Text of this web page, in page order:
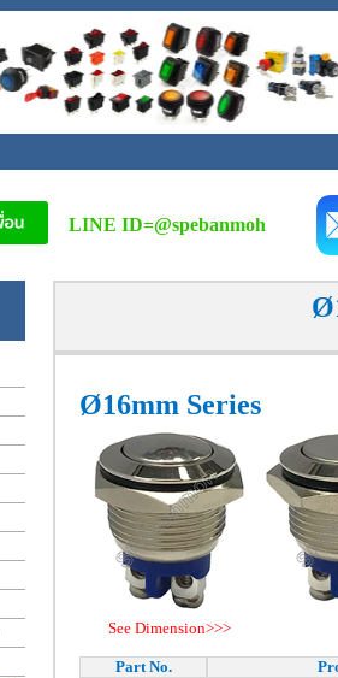
LINE ID=@spebanmoh
Ø16mm Series
See Dimension>>>
Part No.